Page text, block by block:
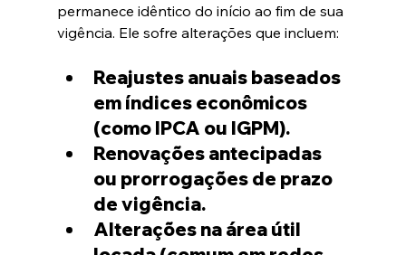
permanece idêntico do início ao fim de sua
vigência. Ele sofre alterações que incluem:
Reajustes anuais baseados
em índices econômicos
(como IPCA ou IGPM).
Renovações antecipadas
ou prorrogações de prazo
de vigência.
Alterações na área útil